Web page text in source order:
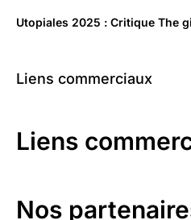
Utopiales 2025 : Critique The
Liens commerciaux
Liens
Nos